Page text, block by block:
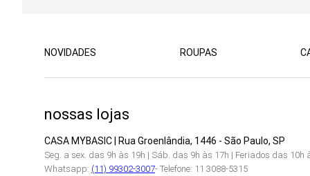
NOVIDADES ROUPAS
nossas lojas
CASA MYBASIC | Rua Groenlândia, 1446 - São Paulo, SP
Seg. a sex. das 9h às 19h | Sáb. das 9h às 17h | Feriados das 10h
Whatsapp: (11) 99302-3007- Telefone: 11 3088-5315